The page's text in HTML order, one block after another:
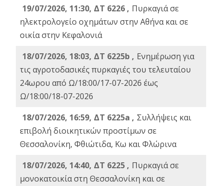
19/07/2026, 11:30, ΔΤ 6226 , Πυρκαγιά σε
ηλεκτρολογείο οχημάτων στην Αθήνα και σε
οικία στην Κεφαλονιά
18/07/2026, 18:03, ΔΤ 6225b , Ενημέρωση για
τις αγροτοδασικές πυρκαγιές του τελευταίου
24ωρου από Ω/18:00/17-07-2026 έως
Ω/18:00/18-07-2026
18/07/2026, 16:59, ΔT 6225a , Συλλήψεις και
επιβολή διοικητικών προστίμων σε
Θεσσαλονίκη, Φθιώτιδα, Κω και Φλώρινα
18/07/2026, 14:40, ΔΤ 6225 , Πυρκαγιά σε
μονοκατοικία στη Θεσσαλονίκη και σε